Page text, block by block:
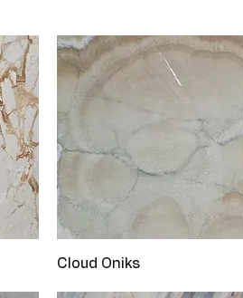
Hızlı Bakış
Cloud Oniks